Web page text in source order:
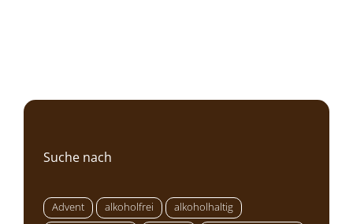
Suche nach
Advent alkoholfrei
alkoholhaltig